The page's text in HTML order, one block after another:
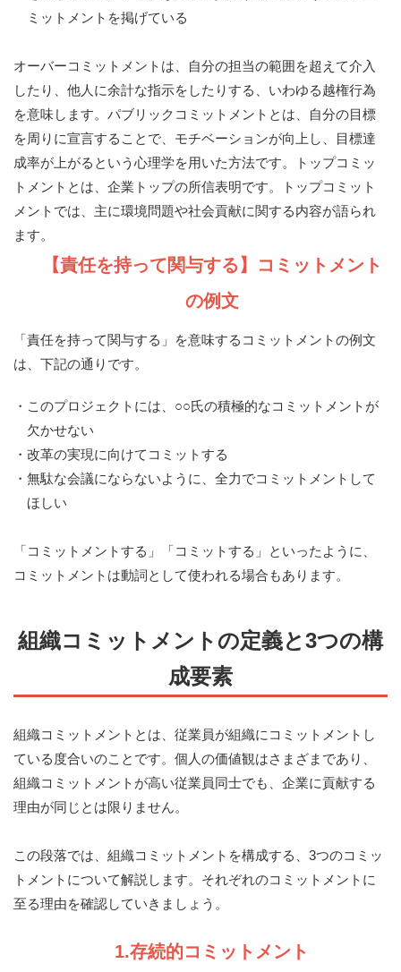
ミットメントを掲げている
オーバーコミットメントは、自分の担当の範囲を超えて介入
したり、他人に余計な指示をしたりする、いわゆる越権行為
を意味します。パブリックコミットメントとは、自分の目標
を周りに宣言することで、モチベーションが向上し、目標達
成率が上がるという心理学を用いた方法です。トップコミッ
トメントとは、企業トップの所信表明です。トップコミット
メントでは、主に環境問題や社会貢献に関する内容が語られ
ます。
【責任を持って関与する】コミットメント
の例文
「責任を持って関与する」を意味するコミットメントの例文
は、下記の通りです。
・このプロジェクトには、○○氏の積極的なコミットメントが
欠かせない
・改革の実現に向けてコミットする
・無駄な会議にならないように、全力でコミットメントして
ほしい
「コミットメントする」「コミットする」といったように、
コミットメントは動詞として使われる場合もあります。
組織コミットメントの定義と3つの構
成要素
組織コミットメントとは、従業員が組織にコミットメントし
ている度合いのことです。個人の価値観はさまざまであり、
組織コミットメントが高い従業員同士でも、企業に貢献する
理由が同じとは限りません。
この段落では、組織コミットメントを構成する、3つのコミッ
トメントについて解説します。それぞれのコミットメントに
至る理由を確認していきましょう。
1.存続的コミットメント